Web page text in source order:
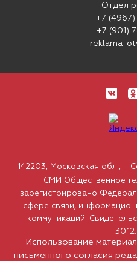
Отдел
+7
+7 (901)
reklama-
Использование
письменного согласия
142203, Московская обл., г.
СМИ Общественное
зарегистрировано
сфере связи,
коммуникаций.